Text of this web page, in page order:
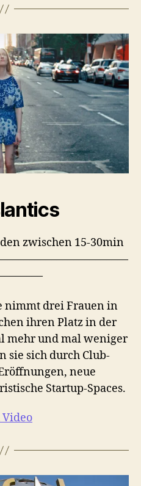
zwischen 15-30min
nimmt drei Frauen in
ihren Platz in der
mehr und mal weniger
sie sich durch Club-
neue
Startup-Spaces.